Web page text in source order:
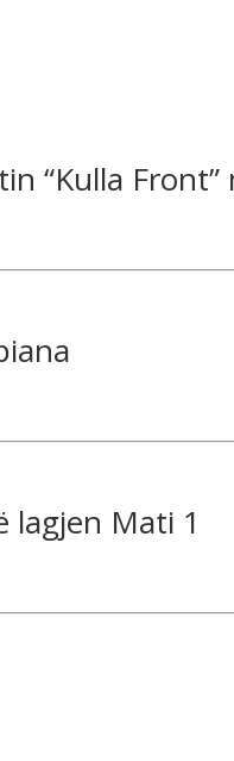
“Kulla
lagjen Mati 1